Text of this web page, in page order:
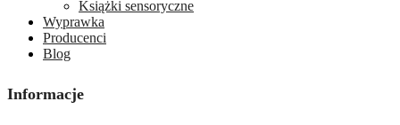
Książki sensoryczne
Wyprawka
Producenci
Blog
Informacje